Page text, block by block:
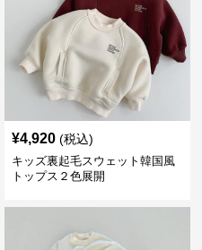
¥4,920 (税込)
キッズ裏起毛スウェット韓国風
トップス２色展開